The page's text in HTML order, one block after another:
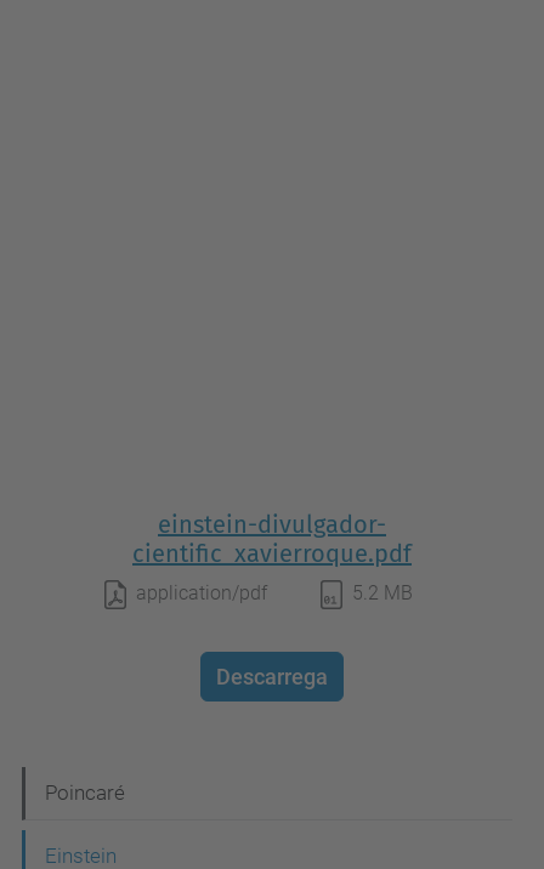
einstein-divulgador-
cientific_xavierroque.pdf
application/pdf 5.2 MB
Descarrega
a
Poincaré
Einstein